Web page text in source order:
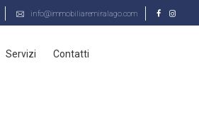
info@immobiliaremiralago.com
Servizi Contatti